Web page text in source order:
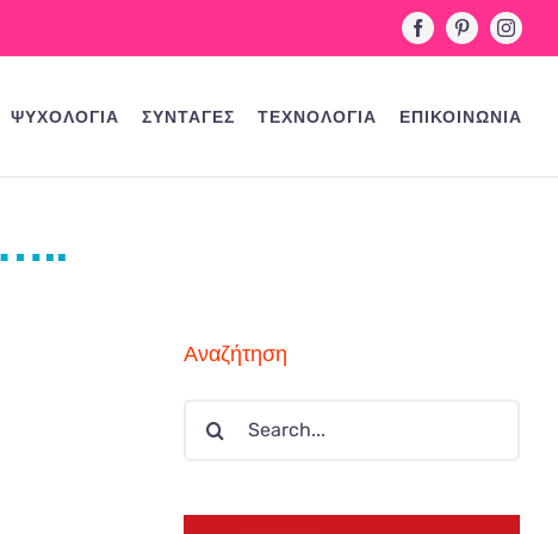
FacebookPinterest
ΨΥΧΟΛΟΓΙΑ ΣΥΝΤΑΓΕΣ ΤΕΧΝΟΛΟΓΙΑ ΕΠΙΚΟΙΝΩΝΙΑ
Αναζήτηση
Search